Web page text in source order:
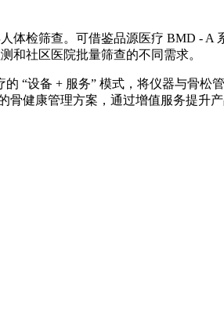
体检筛查。可借鉴品源医疗 BMD - A
和社区医院批量筛查的不同需求。
“设备 + 服务” 模式，将仪器与骨松
健康管理方案，通过增值服务提升产